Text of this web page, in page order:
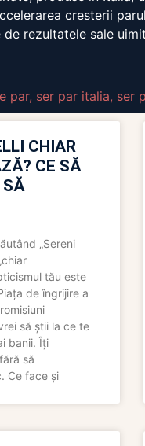
cresterii
rezultatele sale
par, ser par italia, ser
CHIAR
CE SĂ
„Sereni
tău este
de îngrijire a
să știi la ce te
banii. Îți
să
Ce face și